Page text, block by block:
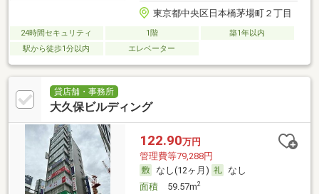
東京都中央区日本橋茅場町２丁目
24時間セキュリティ 1階
築1年以内
駅から徒歩1分以内
エレベーター
貸店舗・事務所
大久保ビルディング
122.90万円
管理費等79,288円
なし(12ヶ月)
なし
面積59.57m2